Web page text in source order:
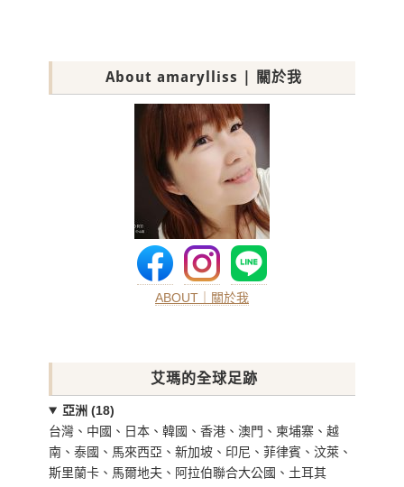
About amarylliss | 關於我
ABOUT｜關於我
艾瑪的全球足跡
亞洲 (18)
台灣、中國、日本、韓國、香港、澳門、柬埔寨、越
南、泰國、馬來西亞、新加坡、印尼、菲律賓、汶萊、
斯里蘭卡、馬爾地夫、阿拉伯聯合大公國、土耳其